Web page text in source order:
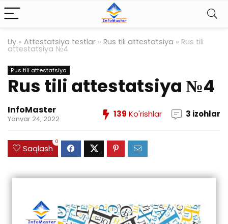
Uy » Attestatsiya testlar » Rus tili attestatsiya » Rus tili
attestatsiya №4
Rus tili attestatsiya
Rus tili attestatsiya №4
InfoMaster
Yanvar 24, 2022 139 Ko'rishlar 3 izohlar
Saqlash
0